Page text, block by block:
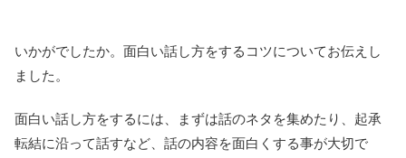
いかがでしたか。面白い話し方をするコツについてお伝えし
ました。
面白い話し方をするには、まずは話のネタを集めたり、起承
転結に沿って話すなど、話の内容を面白くする事が大切で